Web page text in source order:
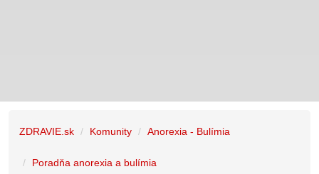
ZDRAVIE.sk Komunity Anorexia - Bulímia
Poradňa anorexia a bulímia